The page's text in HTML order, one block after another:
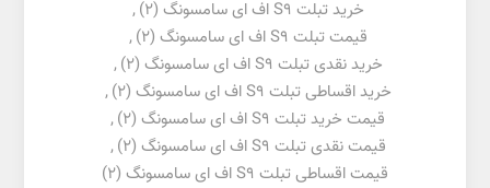
خرید تبلت S9 اف ای سامسونگ
(2)
,
قیمت تبلت S9 اف ای سامسونگ
(2)
,
خرید نقدی تبلت S9 اف ای سامسونگ
(2)
,
خرید اقساطی تبلت S9 اف ای سامسونگ
(2)
,
قیمت خرید تبلت S9 اف ای سامسونگ
(2)
,
قیمت نقدی تبلت S9 اف ای سامسونگ
(2)
,
قیمت اقساطی تبلت S9 اف ای سامسونگ
(2)